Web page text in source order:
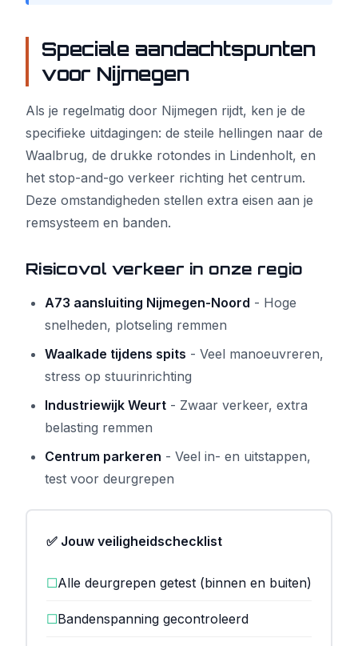
Speciale aandachtspunten
voor Nijmegen
Als je regelmatig door Nijmegen rijdt, ken je de
specifieke uitdagingen: de steile hellingen naar de
Waalbrug, de drukke rotondes in Lindenholt, en
het stop-and-go verkeer richting het centrum.
Deze omstandigheden stellen extra eisen aan je
remsysteem en banden.
Risicovol verkeer in onze regio
A73 aansluiting Nijmegen-Noord - Hoge
snelheden, plotseling remmen
Waalkade tijdens spits - Veel manoeuvreren,
stress op stuurinrichting
Industriewijk Weurt - Zwaar verkeer, extra
belasting remmen
Centrum parkeren - Veel in- en uitstappen,
test voor deurgrepen
✅ Jouw veiligheidschecklist
☐Alle deurgrepen getest (binnen en buiten)
☐Bandenspanning gecontroleerd